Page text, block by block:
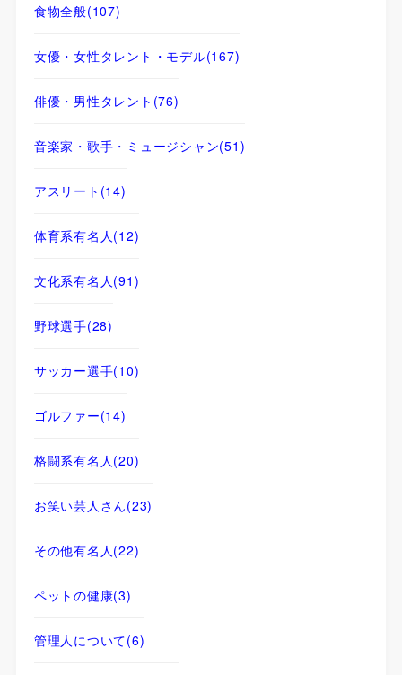
食物全般(107)
女優・女性タレント・モデル(167)
俳優・男性タレント (76)
音楽家・歌手・ミュージシャン(51)
アスリート (14)
体育系有名人 (12)
文化系有名人 (91)
野球選手(28)
サッカー選手(10)
ゴルファー(14)
格闘系有名人 (20)
お笑い芸人さん(23)
その他有名人 (22)
ペットの健康(3)
管理人について(6)